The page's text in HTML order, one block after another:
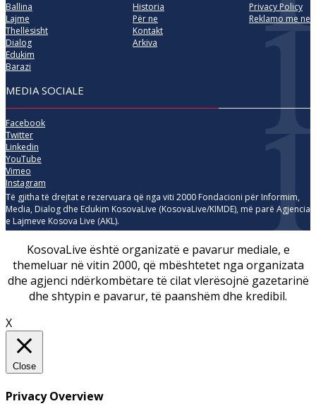
Ballina
Lajme
Thellësisht
Dialog
Edukim
Barazi
Historia
Për ne
Kontakt
Arkiva
Privacy Policy
Reklamo me ne
MEDIA SOCIALE
Facebook
Twitter
Linkedin
YouTube
Vimeo
Instagram
Të gjitha të drejtat e rezervuara që nga viti 2000 Fondacioni për Informim,
Media, Dialog dhe Edukim KosovaLive (KosovaLive/KIMDE), më parë Agjencia
e Lajmeve Kosova Live (AKL).
KosovaLive është organizatë e pavarur mediale, e
themeluar në vitin 2000, që mbështetet nga organizata
dhe agjenci ndërkombëtare të cilat vlerësojnë gazetarinë
dhe shtypin e pavarur, të paanshëm dhe kredibil.
X
Close
Privacy Overview